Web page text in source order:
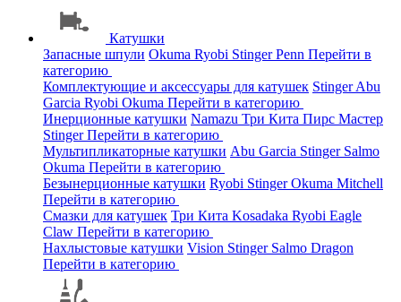
Катушки
Запасные шпули Okuma Ryobi StingerPenn Перейти в
категорию
Комплектующие и аксессуары для катушек StingerAbu
Garcia Ryobi Okuma Перейти в категорию
Инерционные катушки Namazu Три Кита Пирс Мастер
StingerПерейти в категорию
Мультипликаторные катушки Abu Garcia Stinger Salmo
Okuma Перейти в категорию
Безынерционные катушки Ryobi StingerOkuma Mitchell
Перейти в категорию
Смазки для катушек Три Кита Kosadaka Ryobi Eagle
Claw Перейти в категорию
Нахлыстовые катушки Vision Stinger Salmo Dragon
Перейти в категорию